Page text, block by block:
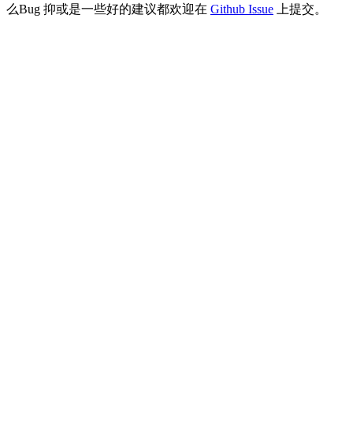
么Bug 抑或是一些好的建议都欢迎在 Github Issue 上提交。